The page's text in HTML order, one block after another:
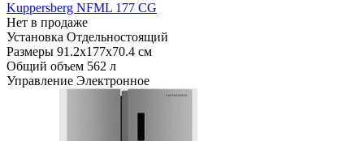
Kuppersberg NFML 177 CG
Нет в продаже
Установка Отдельностоящий
Размеры 91.2х177х70.4 см
Общий объем 562 л
Управление Электронное